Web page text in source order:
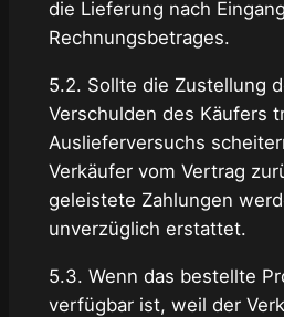
die Lieferung nach
Rechnungsbetrages.
5.2. Sollte die Zustellung
Verschulden des Käufers
Auslieferversuchs
Verkäufer vom Vertrag
geleistete Zahlungen
unverzüglich erstattet.
5.3. Wenn das bestellte
verfügbar ist, weil der